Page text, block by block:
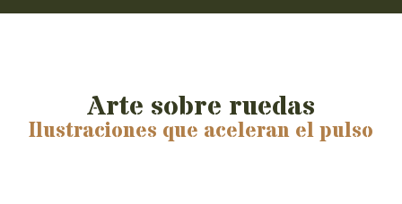
Arte sobre ruedas
Ilustraciones que aceleran el pulso